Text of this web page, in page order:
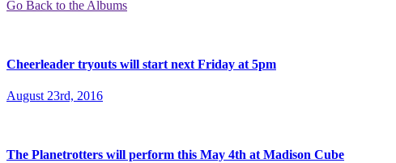
Go Back to the Albums
Cheerleader tryouts will start next Friday at 5pm
August 23rd, 2016
The Planetrotters will perform this May 4th at Madison Cube